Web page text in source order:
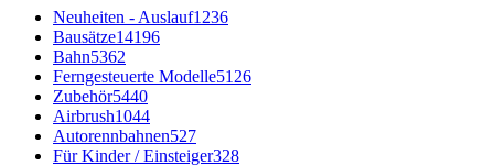
Neuheiten - Auslauf1236
Bausätze14196
Bahn5362
Ferngesteuerte Modelle5126
Zubehör5440
Airbrush1044
Autorennbahnen527
Für Kinder / Einsteiger328